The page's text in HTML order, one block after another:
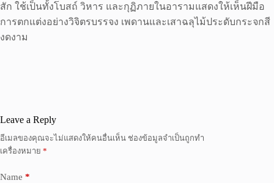
สัก ใช้เป็นทั้งโบสถ์ วิหาร และกุฏิภายในอารามแสดงให้เห็นฝีมือ
การตกแต่งอย่างวิจิตรบรรจง เพดานและเสาฉลุไม้ประดับกระจกสี
งดงาม
Leave a Reply
อีเมลของคุณจะไม่แสดงให้คนอื่นเห็น ช่องข้อมูลจำเป็นถูกทำ
เครื่องหมาย *
Name *